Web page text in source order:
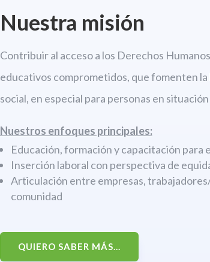
Nuestra misión
Contribuir al acceso a los Derechos
educativos comprometidos, que fomenten
social, en especial para personas en
Nuestros enfoques principales:
Educación, formación y capacitación para
Inserción laboral con perspectiva de
Articulación entre empresas,
comunidad
QUIERO SABER MÁS...